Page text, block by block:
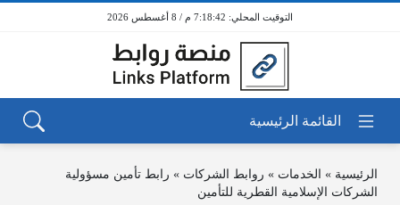
7:18:42 م / 8 أغسطس 2026
الرئيسية » الخدمات » روابط الشركات » رابط تأمين مسؤولية
الشركات الإسلامية القطرية للتأمين